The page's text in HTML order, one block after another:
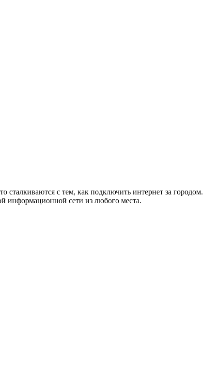
сталкиваются с тем, как подключить интернет за городом.
информационной сети из любого места.